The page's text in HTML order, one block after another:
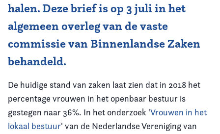
halen. Deze brief is op 3 juli in het
algemeen overleg van de vaste
commissie van Binnenlandse Zaken
behandeld.
De huidige stand van zaken laat zien dat in 2018 het
percentage vrouwen in het openbaar bestuur is
gestegen naar 36%. In het onderzoek 'Vrouwen in het
lokaal bestuur' van de Nederlandse Vereniging van